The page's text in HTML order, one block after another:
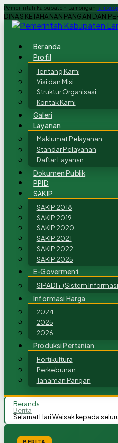
Pemerintah Kabupaten Lamongan
DINAS KETAHANAN PANGAN DAN
Beranda
Profil
Tentang Kami
Visi dan Misi
Struktur Organisasi
Kontak Kami
Galeri
Layanan
Maklumat Pelayanan
Standar Pelayanan
Daftar Layanan
Dokumen Publik
PPID
SAKIP
SAKIP 2018
SAKIP 2019
SAKIP 2020
SAKIP 2021
SAKIP 2022
SAKIP 2025
E-Goverment
SIPADI+ (Sistem
Informasi Harga
2024
2025
2026
Produksi Pertanian
Hortikultura
Perkebunan
Tanaman Pangan
Beranda
Berita
Selamat Hari Waisak kepada
BERITA